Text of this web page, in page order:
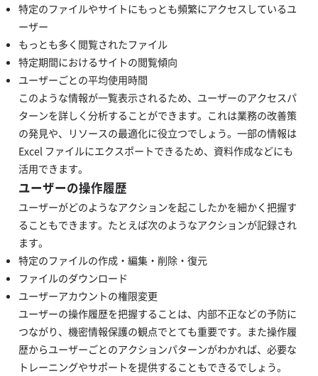
特定のファイルやサイトにもっとも頻繁にアクセスしているユ
ーザー
もっとも多く閲覧されたファイル
特定期間におけるサイトの閲覧傾向
ユーザーごとの平均使用時間
このような情報が一覧表示されるため、ユーザーのアクセスパ
ターンを詳しく分析することができます。これは業務の改善策
の発見や、リソースの最適化に役立つでしょう。一部の情報は
Excel ファイルにエクスポートできるため、資料作成などにも
活用できます。
ユーザーの操作履歴
ユーザーがどのようなアクションを起こしたかを細かく把握す
ることもできます。たとえば次のようなアクションが記録され
ます。
特定のファイルの作成・編集・削除・復元
ファイルのダウンロード
ユーザーアカウントの権限変更
ユーザーの操作履歴を把握することは、内部不正などの予防に
つながり、機密情報保護の観点でとても重要です。また操作履
歴からユーザーごとのアクションパターンがわかれば、必要な
トレーニングやサポートを提供することもできるでしょう。